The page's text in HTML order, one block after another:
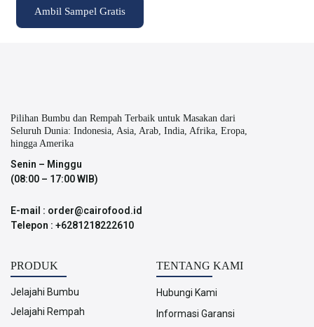
Ambil Sampel Gratis
Pilihan Bumbu dan Rempah Terbaik untuk Masakan dari
Seluruh Dunia: Indonesia, Asia, Arab, India, Afrika, Eropa,
hingga Amerika
Senin – Minggu
(08:00 – 17:00 WIB)
E-mail : order@cairofood.id
Telepon : +6281218222610
PRODUK
Jelajahi Bumbu
Jelajahi Rempah
TENTANG KAMI
Hubungi Kami
Informasi Garansi